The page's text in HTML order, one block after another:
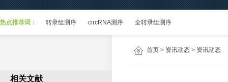
热点推荐词： 转录组测序 circRNA测序 全转录组测序
首页 > 资讯动态 > 资讯动态
相关文献